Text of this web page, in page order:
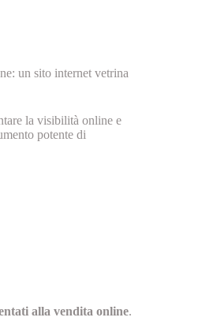
un sito internet vetrina
la visibilità online e
potente di
alla vendita online.